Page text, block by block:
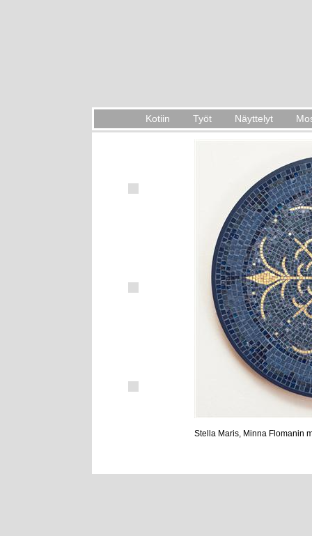
Kotiin Työt Näyttelyt
Stella Maris, Minna Flomanin